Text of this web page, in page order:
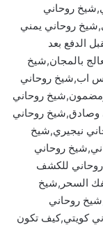
روحاني
روحاني يمني
الدفع بعد
بالمجان,شيخ
اب,شيخ روحاني
روحاني
وصادق,شيخ روحاني
نيجيري,شيخ
روحاني
للكشف
السحر,شيخ
روحاني
كويتي,كيف تكون